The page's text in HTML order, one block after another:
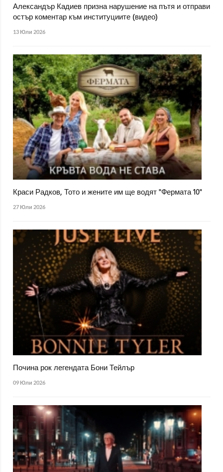
Александър Кадиев призна нарушение на пътя и отправи
остър коментар към институциите (видео)
13 Юли 2026
Краси Радков, Тото и жените им ще водят "Фермата 10"
27 Юли 2026
Почина рок легендата Бони Тейлър
09 Юли 2026